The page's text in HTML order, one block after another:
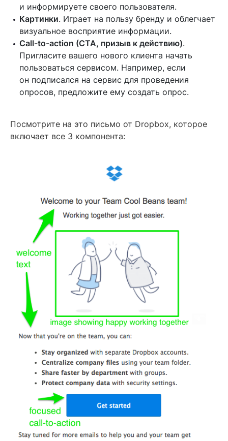
и информируете своего пользователя.
Картинки. Играет на пользу бренду и облегчает
визуальное восприятие информации.
Call-to-action (CTA, призыв к действию).
Пригласите вашего нового клиента начать
пользоваться сервисом. Например, если
он подписался на сервис для проведения
опросов, предложите ему создать опрос.
Посмотрите на это письмо от Dropbox, которое
включает все 3 компонента: